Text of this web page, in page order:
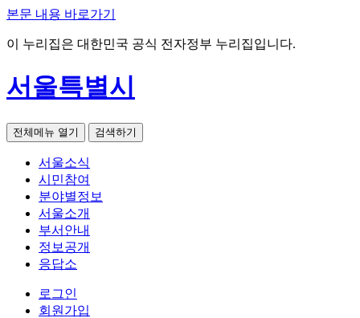
본문 내용 바로가기
이 누리집은 대한민국 공식 전자정부 누리집입니다.
서울특별시
전체메뉴 열기 검색하기
서울소식
시민참여
분야별정보
서울소개
부서안내
정보공개
응답소
로그인
회원가입